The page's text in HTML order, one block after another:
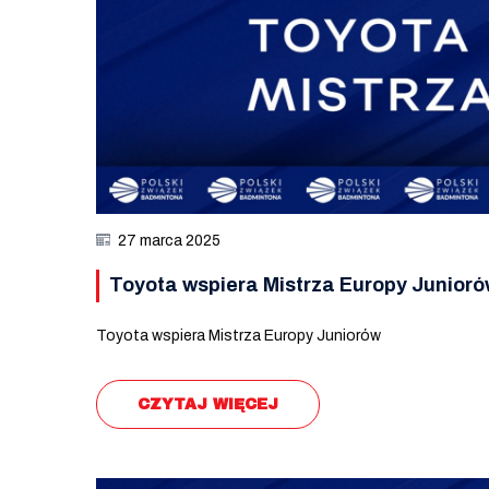
27 marca 2025
Toyota wspiera Mistrza Europy
Toyota wspiera Mistrza Europy Juniorów
CZYTAJ WIĘCEJ